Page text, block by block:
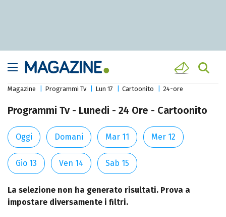
Magazine Programmi Tv Lun 17 Cartoonito 24-ore
Programmi Tv - Lunedi - 24 Ore - Cartoonito
Oggi Domani Mar 11 Mer 12
Gio 13 Ven 14 Sab 15
La selezione non ha generato risultati. Prova a
impostare diversamente i filtri.